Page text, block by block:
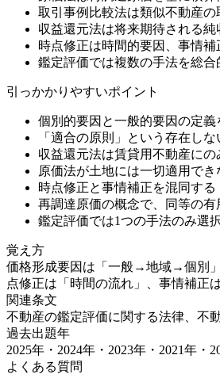
取引事例比較法は類似不動産
収益還元法は将来期待される
時点修正は時間的要因、事情
鑑定評価では複数の手法を総合
引っかかりやすいポイント
個別的要因と一般的要因の定義
「適合の原則」という存在し
収益還元法は賃貸用不動産に
原価法が土地には一切適用で
時点修正と事情補正を混同する
再調達原価の概念で、同等の
鑑定評価では1つの手法のみ選
覚え方
価格形成要因は「一般→地域→個別
点修正は「時間の流れ」、事情補正
関連条文
不動産の鑑定評価に関する法律、不
過去出題年
2025年・2024年・2023年・2021年・
よくある質問